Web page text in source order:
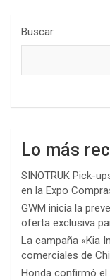
Buscar
Lo más
SINOTRUK Pick-
en la Expo
GWM inicia la
oferta exclusiva
La campaña «Kia
comerciales de
Honda confirmó el